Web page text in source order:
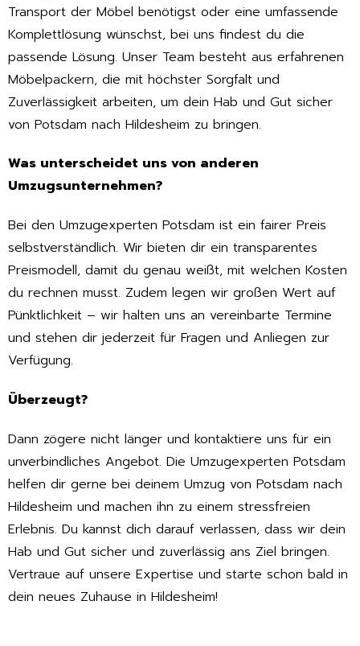
Transport der Möbel benötigst oder eine umfassende
Komplettlösung wünschst, bei uns findest du die
passende Lösung. Unser Team besteht aus erfahrenen
Möbelpackern, die mit höchster Sorgfalt und
Zuverlässigkeit arbeiten, um dein Hab und Gut sicher
von Potsdam nach Hildesheim zu bringen.
Was unterscheidet uns von anderen
Umzugsunternehmen?
Bei den Umzugexperten Potsdam ist ein fairer Preis
selbstverständlich. Wir bieten dir ein transparentes
Preismodell, damit du genau weißt, mit welchen Kosten
du rechnen musst. Zudem legen wir großen Wert auf
Pünktlichkeit – wir halten uns an vereinbarte Termine
und stehen dir jederzeit für Fragen und Anliegen zur
Verfügung.
Überzeugt?
Dann zögere nicht länger und kontaktiere uns für ein
unverbindliches Angebot. Die Umzugexperten Potsdam
helfen dir gerne bei deinem Umzug von Potsdam nach
Hildesheim und machen ihn zu einem stressfreien
Erlebnis. Du kannst dich darauf verlassen, dass wir dein
Hab und Gut sicher und zuverlässig ans Ziel bringen.
Vertraue auf unsere Expertise und starte schon bald in
dein neues Zuhause in Hildesheim!